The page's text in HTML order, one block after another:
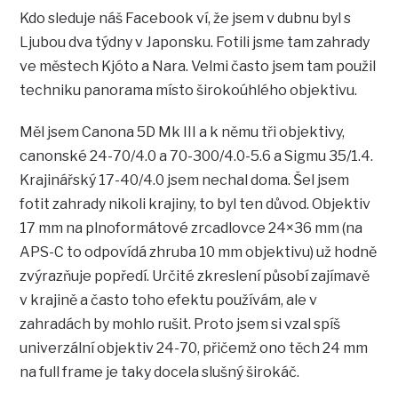
Kdo sleduje náš Facebook ví, že jsem v dubnu byl s
Ljubou dva týdny v Japonsku. Fotili jsme tam zahrady
ve městech Kjóto a Nara. Velmi často jsem tam použil
techniku panorama místo širokoúhlého objektivu.
Měl jsem Canona 5D Mk III a k němu tři objektivy,
canonské 24-70/4.0 a 70-300/4.0-5.6 a Sigmu 35/1.4.
Krajinářský 17-40/4.0 jsem nechal doma. Šel jsem
fotit zahrady nikoli krajiny, to byl ten důvod. Objektiv
17 mm na plnoformátové zrcadlovce 24×36 mm (na
APS-C to odpovídá zhruba 10 mm objektivu) už hodně
zvýrazňuje popředí. Určité zkreslení působí zajímavě
v krajině a často toho efektu používám, ale v
zahradách by mohlo rušit. Proto jsem si vzal spíš
univerzální objektiv 24-70, přičemž ono těch 24 mm
na full frame je taky docela slušný širokáč.